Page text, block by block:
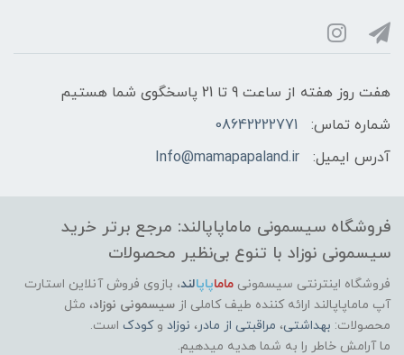
هفت روز هفته از ساعت 9 تا 21 پاسخگوی شما هستیم
شماره تماس:
08642222771
آدرس ایمیل:
Info@mamapapaland.ir
فروشگاه سیسمونی ماماپاپالند: مرجع برتر خرید
سیسمونی نوزاد با تنوع بی‌نظیر محصولات
فروشگاه اینترنتی سیسمونی ماماپاپالند، بازوی فروش آنلاین استارت
آپ ماماپاپالند ارائه کننده طیف کاملی از سیسمونی نوزاد، مثل
محصولات: بهداشتی، مراقبتی از مادر، نوزاد وکودک است.
ما آرامش خاطر را به شما هدیه میدهیم.